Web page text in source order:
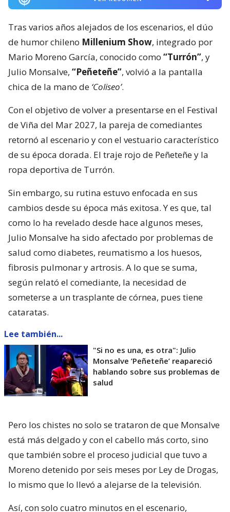
Tras varios años alejados de los escenarios, el dúo
de humor chileno Millenium Show, integrado por
Mario Moreno García, conocido como “Turrón”, y
Julio Monsalve, “Peñeteñe”, volvió a la pantalla
chica de la mano de ‘Coliseo’.
Con el objetivo de volver a presentarse en el Festival
de Viña del Mar 2027, la pareja de comediantes
retornó al escenario y con el vestuario característico
de su época dorada. El traje rojo de Peñeteñe y la
ropa deportiva de Turrón.
Sin embargo, su rutina estuvo enfocada en sus
cambios desde su época más exitosa. Y es que, tal
como lo ha revelado desde hace algunos meses,
Julio Monsalve ha sido afectado por problemas de
salud como diabetes, reumatismo a los huesos,
fibrosis pulmonar y artrosis. A lo que se suma,
según relató el comediante, la necesidad de
someterse a un trasplante de córnea, pues tiene
cataratas.
Lee también...
"Si no es una, es otra": Julio
Monsalve ’Peñeteñe’ reapareció
hablando sobre sus problemas de
salud
Pero los chistes no solo se trataron de que Monsalve
está más delgado y con el cabello más corto, sino
que también sobre el proceso judicial que tuvo a
Moreno detenido por seis meses por Ley de Drogas,
lo mismo que lo llevó a alejarse de la televisión.
Así, con solo cuatro minutos en el escenario,